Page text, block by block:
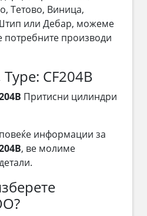
Тетово, Виница,
или Дебар, можеме
потребните производи
CF204B
Притисни цилиндри
информации за
, ве молиме